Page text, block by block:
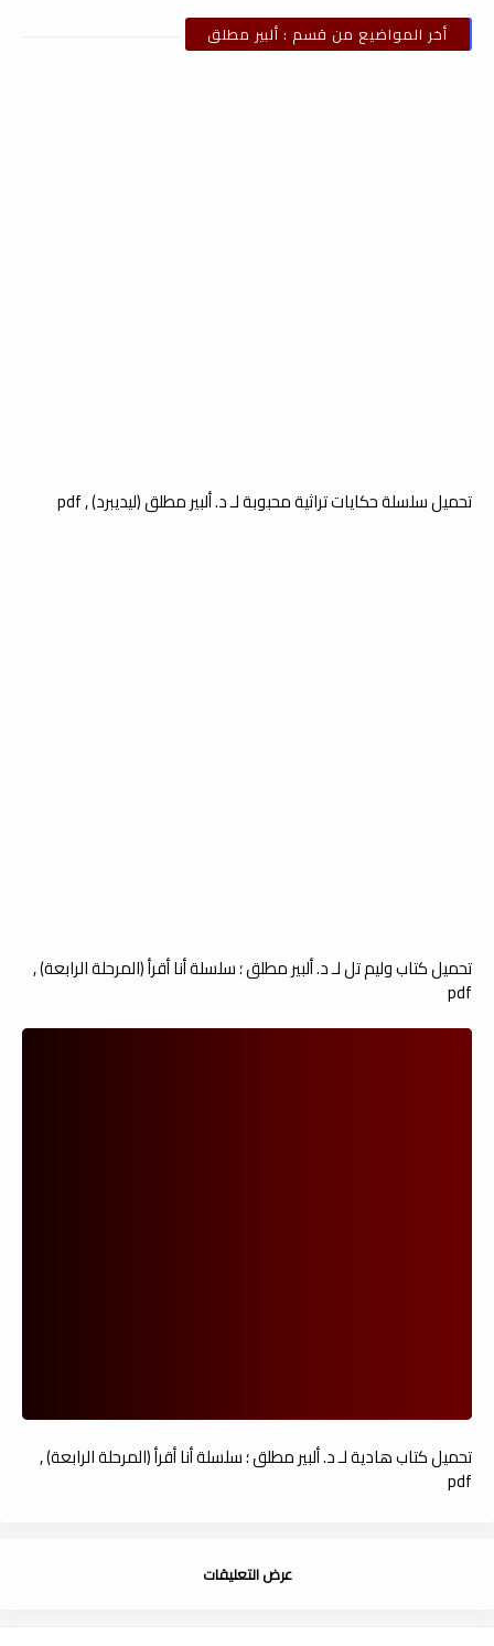
أخر المواضيع من قسم : ألبير مطلق
تحميل سلسلة حكايات تراثية محبوبة لـ د. ألبير مطلق (ليديبرد) , pdf
تحميل كتاب وليم تل لـ د. ألبير مطلق ؛ سلسلة أنا أقرأ (المرحلة الرابعة) ,
pdf
تحميل كتاب هادية لـ د. ألبير مطلق ؛ سلسلة أنا أقرأ (المرحلة الرابعة) ,
pdf
عرض التعليقات